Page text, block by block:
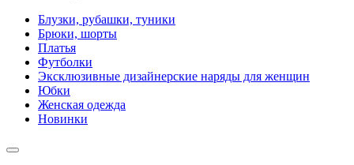
Блузки, рубашки, туники
Брюки, шорты
Платья
Футболки
Эксклюзивные дизайнерские наряды для женщин
Юбки
Женская одежда
Новинки